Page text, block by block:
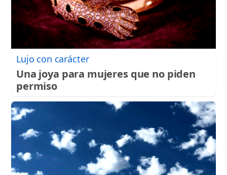
Lujo con carácter
Una joya para mujeres que no piden
permiso